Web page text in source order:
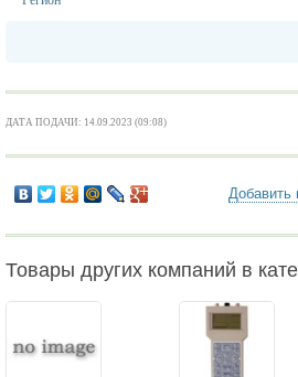
ДАТА ПОДАЧИ: 14.09.2023 (09:08)
Добавить
Товары других компаний в